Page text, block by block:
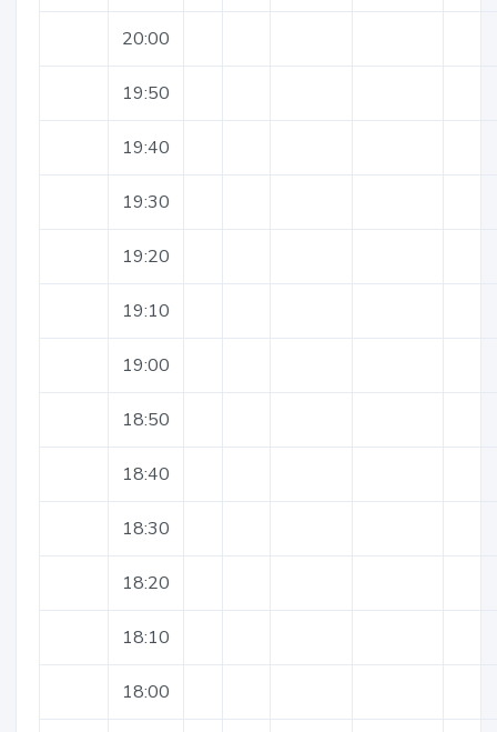
20:00
19:50
19:40
19:30
19:20
19:10
19:00
18:50
18:40
18:30
18:20
18:10
18:00